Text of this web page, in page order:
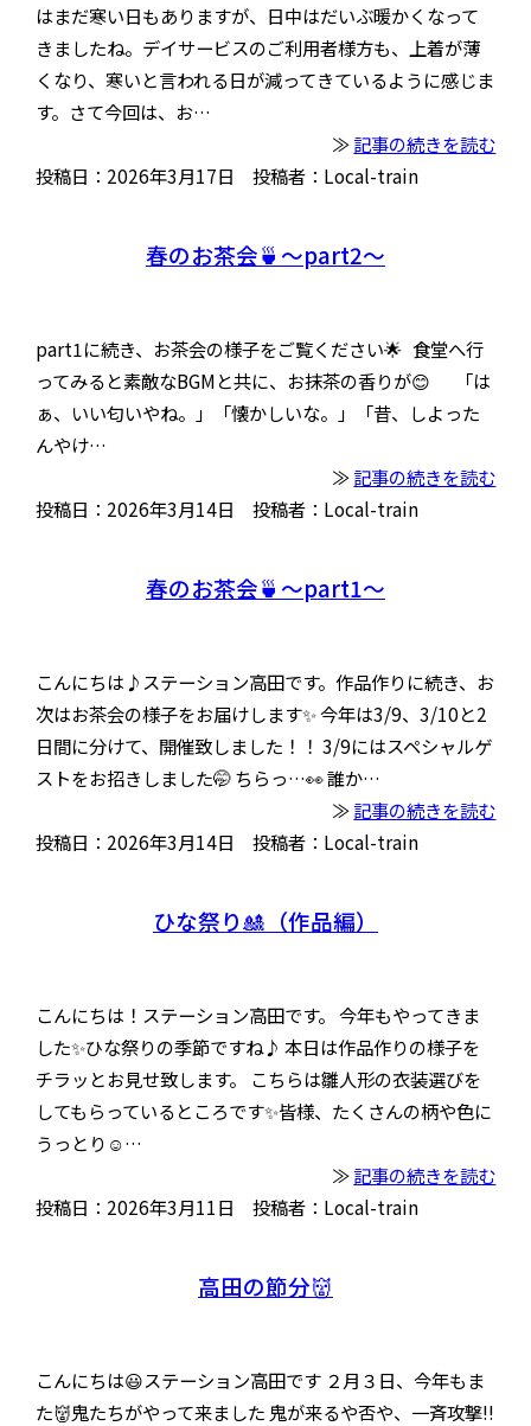
はまだ寒い日もありますが、日中はだいぶ暖かくなって
きましたね。デイサービスのご利用者様方も、上着が薄
くなり、寒いと言われる日が減ってきているように感じま
す。さて今回は、お…
≫記事の続きを読む
投稿日：2026年3月17日 投稿者：Local-train
春のお茶会🍵〜part2〜
part1に続き、お茶会の様子をご覧ください🌟 食堂へ行
ってみると素敵なBGMと共に、お抹茶の香りが😊 「は
ぁ、いい匂いやね。」「懐かしいな。」「昔、しよった
んやけ…
≫記事の続きを読む
投稿日：2026年3月14日 投稿者：Local-train
春のお茶会🍵〜part1〜
こんにちは♪ステーション高田です。作品作りに続き、お
次はお茶会の様子をお届けします✨ 今年は3/9、3/10と2
日間に分けて、開催致しました！！ 3/9にはスペシャルゲ
ストをお招きしました🤭 ちらっ…👀 誰か…
≫記事の続きを読む
投稿日：2026年3月14日 投稿者：Local-train
ひな祭り🎎（作品編）
こんにちは！ステーション高田です。 今年もやってきま
した✨ひな祭りの季節ですね♪ 本日は作品作りの様子を
チラッとお見せ致します。 こちらは雛人形の衣装選びを
してもらっているところです✨皆様、たくさんの柄や色に
うっとり☺️…
≫記事の続きを読む
投稿日：2026年3月11日 投稿者：Local-train
高田の節分👹
こんにちは😃ステーション高田です ２月３日、今年もま
た👹鬼たちがやって来ました 鬼が来るや否や、一斉攻撃‼️